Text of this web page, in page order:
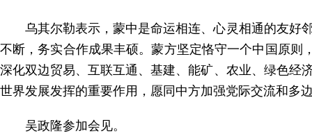
乌其尔勒表示，蒙中是命运相连、心灵相通的友好
不断，务实合作成果丰硕。蒙方坚定恪守一个中国原则
深化双边贸易、互联互通、基建、能矿、农业、绿色经
世界发展发挥的重要作用，愿同中方加强党际交流和多
吴政隆参加会见。